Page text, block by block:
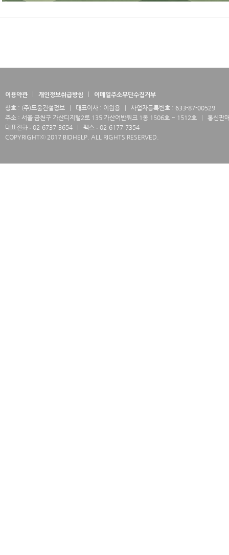
이용약관 개인정보취급방침
이메일주소무단수집거부
상호 : (주)도움건설정보
대표이사 : 이원용
사업자등록번호 : 633-87-00529
주소 : 서울 금천구 가산디지털2로 135 가산어반워크 1동 1506호 ~ 1512호
통신판
대표전화 : 02-6737-3654
팩스 : 02-6177-7354
COPYRIGHTⓒ 2017 BIDHELP. ALL RIGHTS RESERVED.